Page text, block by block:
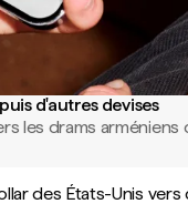
d'autres devises
les drams arméniens
des États-Unis vers